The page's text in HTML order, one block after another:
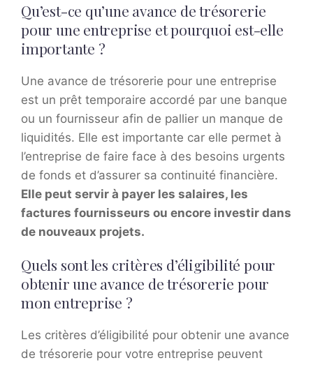
Qu’est-ce qu’une avance de trésorerie
pour une entreprise et pourquoi est-elle
importante ?
Une avance de trésorerie pour une entreprise
est un prêt temporaire accordé par une banque
ou un fournisseur afin de pallier un manque de
liquidités. Elle est importante car elle permet à
l’entreprise de faire face à des besoins urgents
de fonds et d’assurer sa continuité financière.
Elle peut servir à payer les salaires, les
factures fournisseurs ou encore investir dans
de nouveaux projets.
Quels sont les critères d’éligibilité pour
obtenir une avance de trésorerie pour
mon entreprise ?
Les critères d’éligibilité pour obtenir une avance
de trésorerie pour votre entreprise peuvent